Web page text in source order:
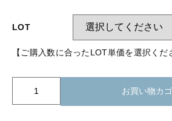
LOT
【ご購入数に合ったLOT単価を選択くだ
お買い物カ
【留め金具】 クリップ・差込
【留め金具】 マスク用クリッ
【留め金具】 ネクタイピン
【留め金具】 蝶タック
【留め金具】 丸カン・
【留め金具】 指
【留め金具】 イヤ